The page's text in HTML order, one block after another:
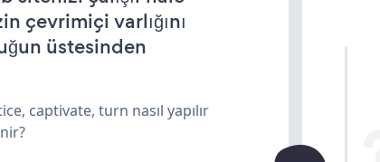
çevrimiçi varlığını
üstesinden
captivate, turn nasıl yapılır